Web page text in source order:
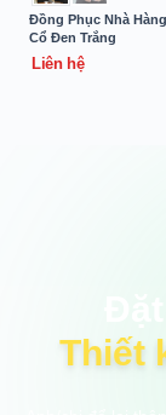
Đồng Phục Nhà
Cổ Đen Trắng
Liên hệ
Thiết